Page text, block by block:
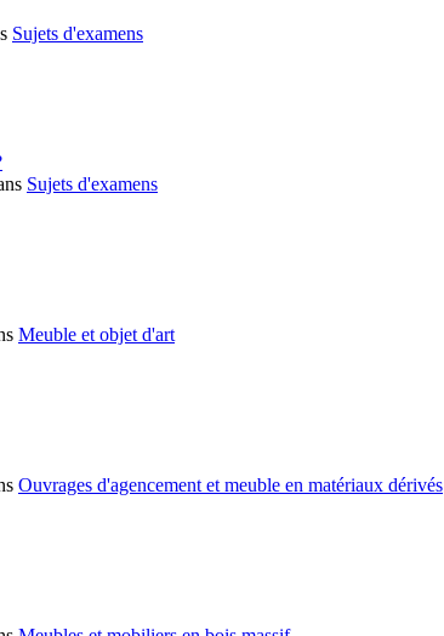
Sujets d'examens
Sujets d'examens
Meuble et objet d'art
Ouvrages d'agencement et meuble en matériaux dérivés